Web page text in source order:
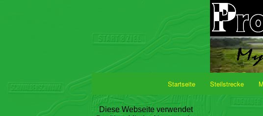
Startseite Steilstrecke
Diese Webseite verwendet